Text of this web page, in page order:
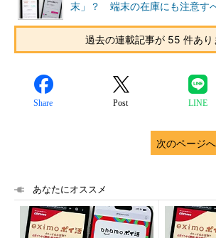
末」？ 端末の在庫にも注意す
過去の連載記事が 55 件あり
Share Post LINE
次のページへ
あなたにオススメ